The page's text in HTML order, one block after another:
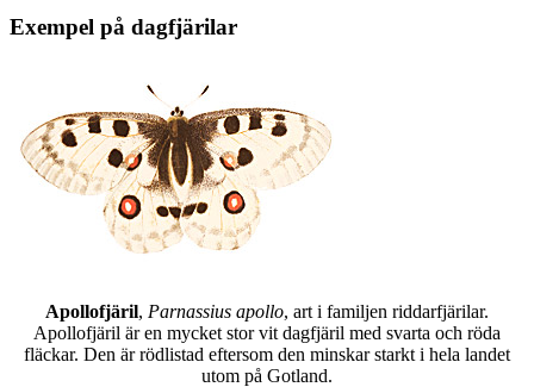
Exempel på dagfjärilar
Apollofjäril, Parnassius apollo, art i familjen riddarfjärilar.
Apollofjäril är en mycket stor vit dagfjäril med svarta och röda
fläckar. Den är rödlistad eftersom den minskar starkt i hela landet
utom på Gotland.